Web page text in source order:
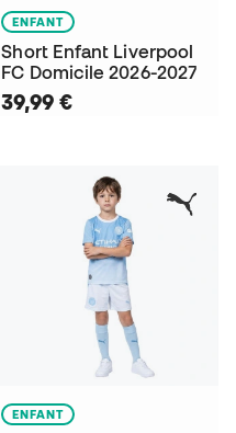
ENFANT
Short Enfant Liverpool
FC Domicile 2026-2027
39,99 €
ENFANT